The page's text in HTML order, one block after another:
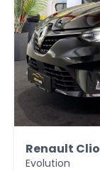
Renault Clio
Evolution